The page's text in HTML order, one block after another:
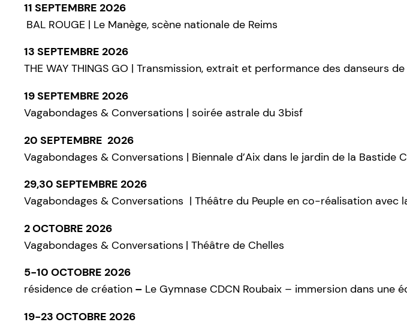
11 SEPTEMBRE 2026
BAL ROUGE | Le Manège, scène nationale de Reims
13 SEPTEMBRE 2026
THE WAY THINGS GO | Transmission, extrait et performance des danseurs
19 SEPTEMBRE 2026
Vagabondages & Conversations | soirée astrale du 3bisf
20 SEPTEMBRE 2026
Vagabondages & Conversations | Biennale d’Aix dans le jardin de la Bastide
29,30 SEPTEMBRE 2026
Vagabondages & Conversations | Théâtre du Peuple en co-réalisation avec
2 OCTOBRE 2026
Vagabondages & Conversations | Théâtre de Chelles
5-10 OCTOBRE 2026
résidence de création – Le Gymnase CDCN Roubaix – immersion dans une
19-23 OCTOBRE 2026